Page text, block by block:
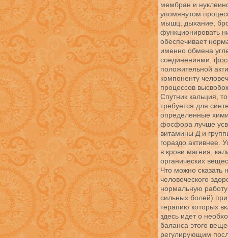
мембран и
упомянутом
мышц, дыхание,
функционировать
обеспечивает
именно обмена
соединениями,
положительной
компоненту
процессов
Спутник кальция,
требуется для
определенные
фосфора лучше
витамины Д и
гораздо активнее.
в крови магния,
органических
Что можно сказать
человеческого
нормальную
сильных болей)
терапию которых
здесь идет о
баланса этого
регулирующим